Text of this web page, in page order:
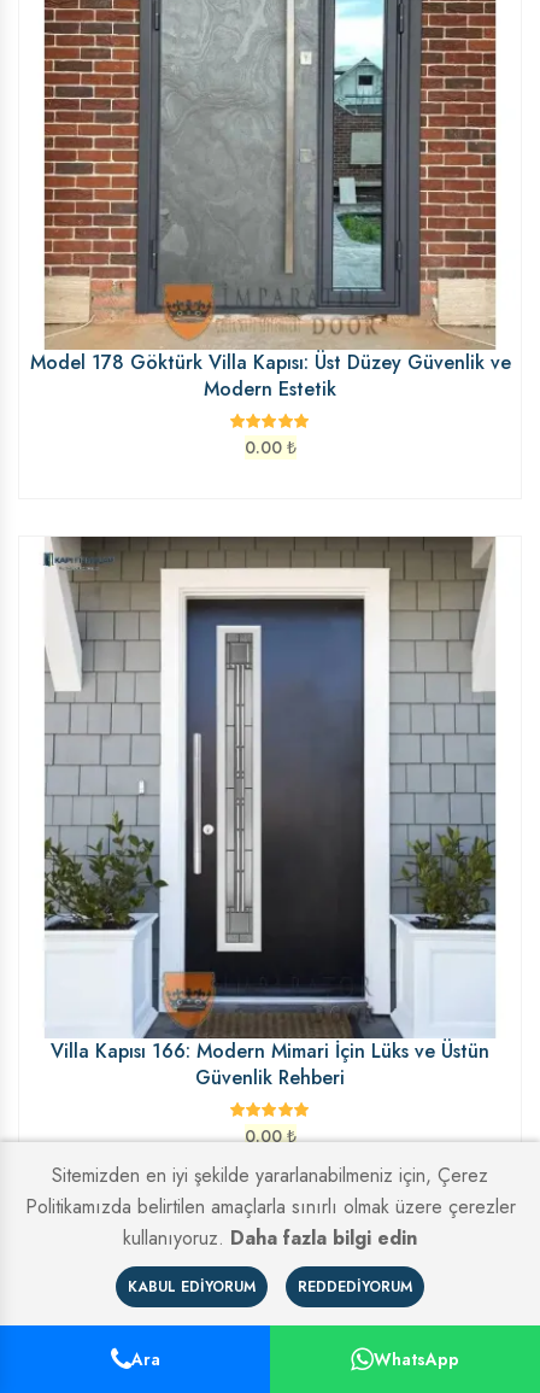
Model 178 Göktürk Villa Kapısı: Üst Düzey Güvenlik ve
Modern Estetik
0.00 ₺
Villa Kapısı 166: Modern Mimari İçin Lüks ve Üstün
Güvenlik Rehberi
0.00 ₺
Sitemizden en iyi şekilde yararlanabilmeniz için, Çerez
Politikamızda belirtilen amaçlarla sınırlı olmak üzere çerezler
kullanıyoruz. Daha fazla bilgi edin
KABUL EDIYORUM REDDEDIYORUM
Ara WhatsApp